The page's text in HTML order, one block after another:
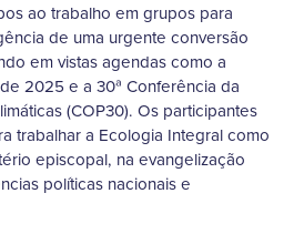
ao trabalho em grupos para
de uma urgente conversão
em vistas agendas como a
2025 e a 30ª Conferência da
(COP30). Os participantes
trabalhar a Ecologia Integral como
episcopal, na evangelização
políticas nacionais e